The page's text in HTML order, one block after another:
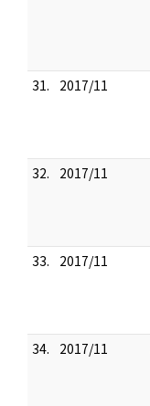
31.
2017/11
32.
2017/11
33.
2017/11
34.
2017/11